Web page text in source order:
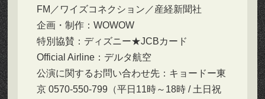
FM／ワイズコネクション／産経新聞社
企画・制作：WOWOW
特別協賛：ディズニー★JCBカード
Official Airline：デルタ航空
公演に関するお問い合わせ先：キョードー東
京 0570-550-799（平日11時～18時 / 土日祝